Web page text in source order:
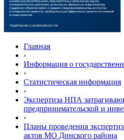
Главная
›
Информация о
›
Статистическая информация
›
Экспертиза НПА
предпринимательской и
›
Планы проведения
актов МО Динского района